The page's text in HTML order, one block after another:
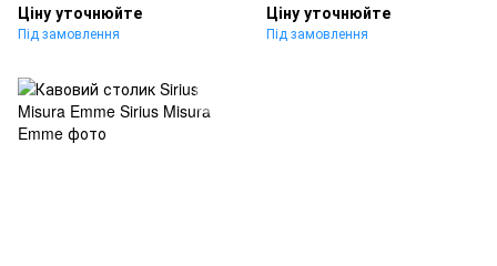
Ціну уточнюйте
Під замовлення
Ціну уточнюйте
Під замовлення